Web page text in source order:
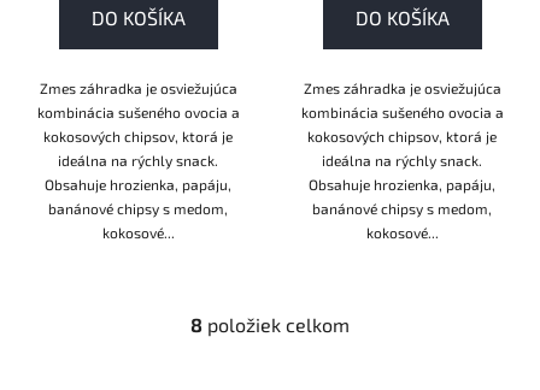
DO KOŠÍKA
Zmes záhradka je osviežujúca
kombinácia sušeného ovocia a
kokosových chipsov, ktorá je
ideálna na rýchly snack.
Obsahuje hrozienka, papáju,
banánové chipsy s medom,
kokosové...
DO KOŠÍKA
Zmes záhradka je osviežujúca
kombinácia sušeného ovocia a
kokosových chipsov, ktorá je
ideálna na rýchly snack.
Obsahuje hrozienka, papáju,
banánové chipsy s medom,
kokosové...
O
8 položiek celkom